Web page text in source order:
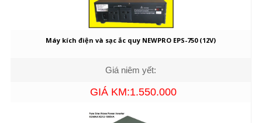
Máy kích điện và sạc ắc quy NEWPRO EPS-750 (12V)
Giá niêm yết:
GIÁ KM:1.550.000